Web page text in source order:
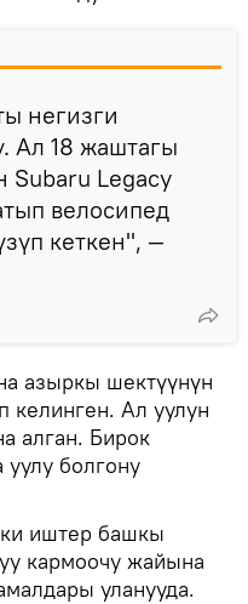
негизги
Ал 18 жаштагы
Subaru Legacy
велосипед
кеткен", —
азыркы шектүүнүн
Ал уулун
алган. Бирок
болгону
иштер башкы
кармоочу жайына
уланууда.